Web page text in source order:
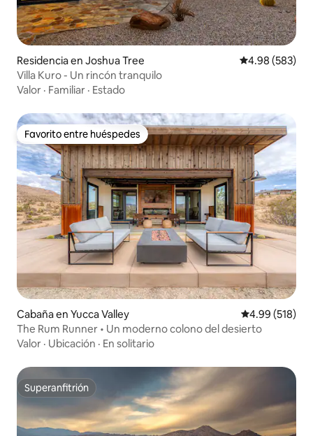
Residencia en Joshua Tree Calificación
4.98 (583)
Villa Kuro - Un rincón tranquilo
Valor · Familiar · Estado
Favorito entre huéspedes
Favorito entre huéspedes
Cabaña en Yucca Valley Calificación
4.99 (518)
The Rum Runner • Un moderno colono del desierto
Valor · Ubicación · En solitario
Superanfitrión
Superanfitrión